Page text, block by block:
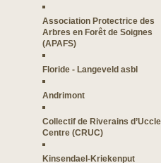
Association Protectrice des
Arbres en Forêt de Soignes
(APAFS)
Floride - Langeveld asbl
Andrimont
Collectif de Riverains d’Uccle
Centre (CRUC)
Kinsendael-Kriekenput